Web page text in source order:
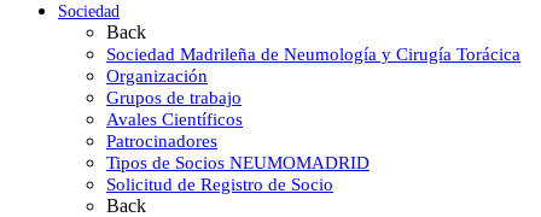
Sociedad
Back
Sociedad Madrileña de Neumología y Cirugía Torácica
Organización
Grupos de trabajo
Avales Científicos
Patrocinadores
Tipos de Socios NEUMOMADRID
Solicitud de Registro de Socio
Back